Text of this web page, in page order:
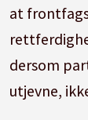
at
dersom
utjevne,